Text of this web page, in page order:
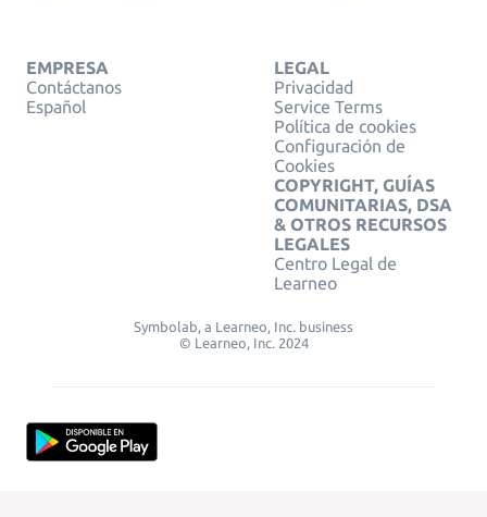
EMPRESA
Contáctanos
Español
LEGAL
Privacidad
Service Terms
Política de cookies
Configuración de
Cookies
COPYRIGHT, GUÍAS
COMUNITARIAS, DSA
& OTROS RECURSOS
LEGALES
Centro Legal de
Learneo
Symbolab, a Learneo, Inc. business
© Learneo, Inc. 2024